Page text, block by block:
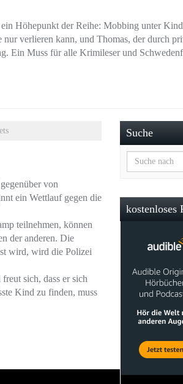
Höhepunkt der Reihe: Mobbing unter
verlieren kann, und Thomas, der durch
Ein Muss für alle Krimileser und
von
ein Wettlauf gegen die
teilnehmen, können
der anderen. Die
wird, wird die Polizei
sich, dass er sich
Kind zu finden, muss
Suche
kostenloses